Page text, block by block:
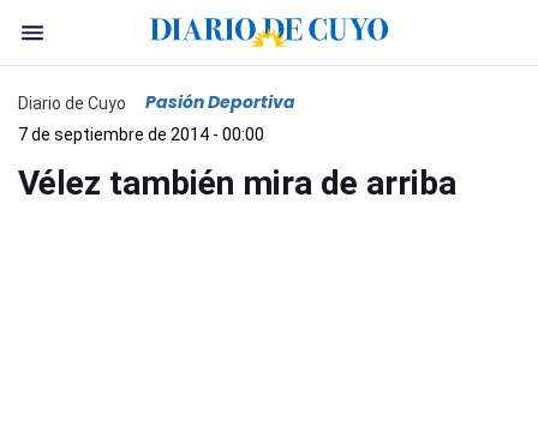
Diario de Cuyo Pasión Deportiva
7 de septiembre de 2014 - 00:00
Vélez también mira de arriba